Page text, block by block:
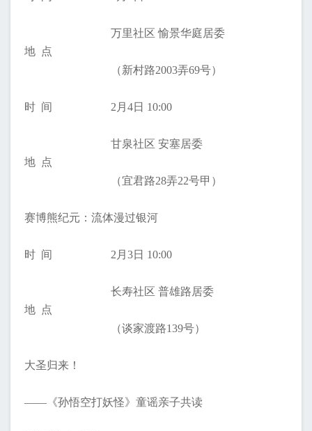
地 点
万里社区 愉景华庭居委
（新村路2003弄69号）
时 间 2月4日 10:00
地 点
甘泉社区 安塞居委
（宜君路28弄22号甲）
赛博熊纪元：流体漫过银河
时 间 2月3日 10:00
地 点
长寿社区 普雄路居委
（谈家渡路139号）
大圣归来！
——《孙悟空打妖怪》童谣亲子共读